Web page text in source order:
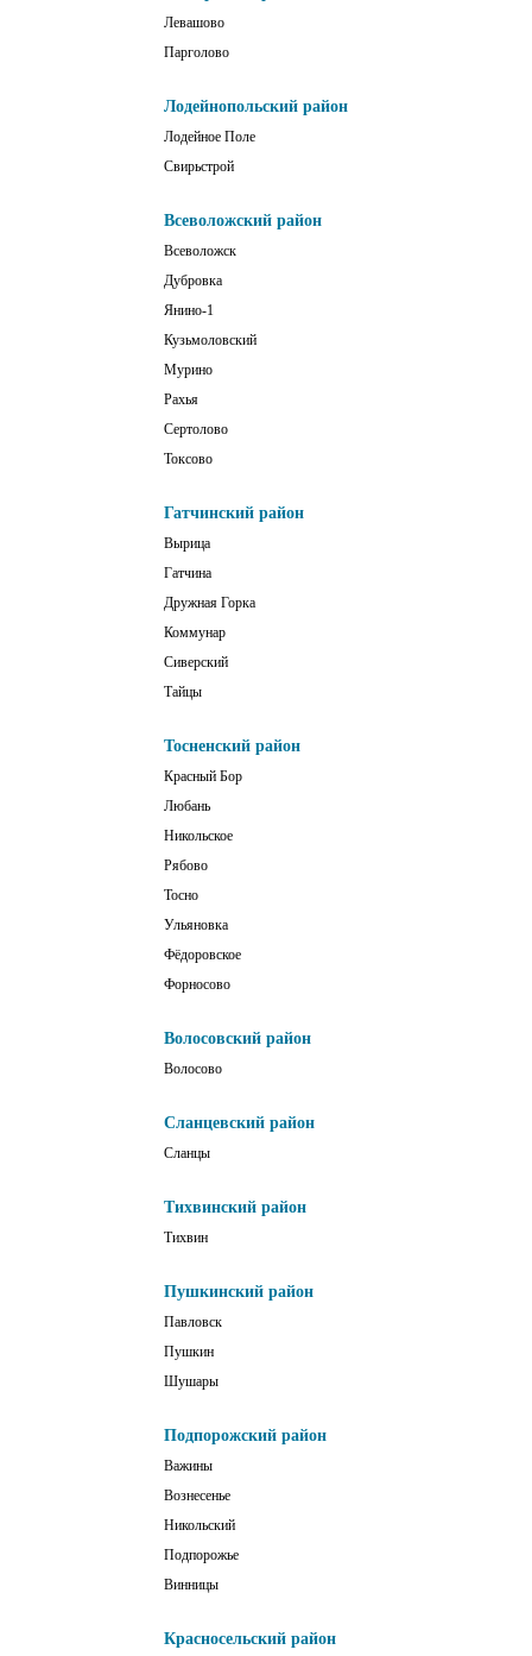
Левашово
Парголово
Лодейнопольский район
Лодейное Поле
Свирьстрой
Всеволожский район
Всеволожск
Дубровка
Янино-1
Кузьмоловский
Мурино
Рахья
Сертолово
Токсово
Гатчинский район
Вырица
Гатчина
Дружная Горка
Коммунар
Сиверский
Тайцы
Тосненский район
Красный Бор
Любань
Никольское
Рябово
Тосно
Ульяновка
Фёдоровское
Форносово
Волосовский район
Волосово
Сланцевский район
Сланцы
Тихвинский район
Тихвин
Пушкинский район
Павловск
Пушкин
Шушары
Подпорожский район
Важины
Вознесенье
Никольский
Подпорожье
Винницы
Красносельский район